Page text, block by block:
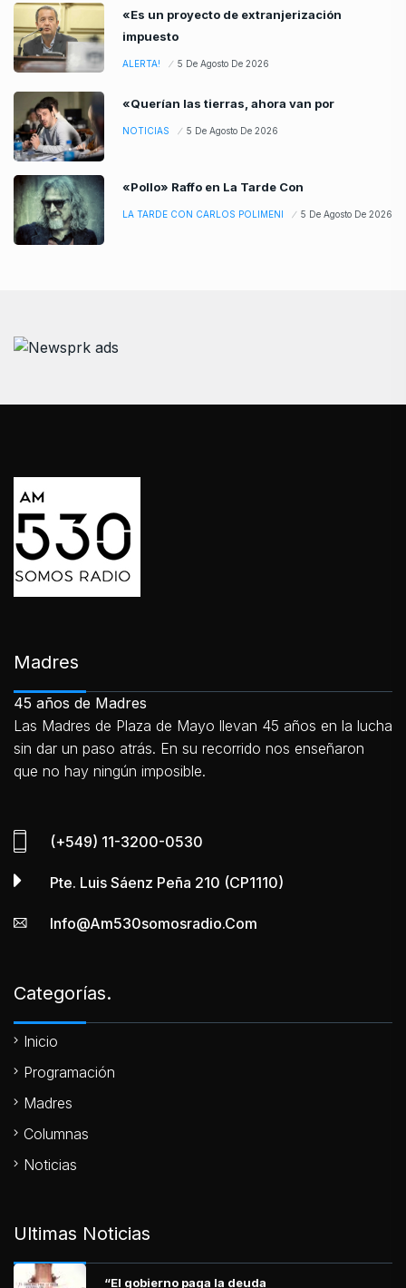
«Es un proyecto de extranjerización
impuesto
ALERTA! 5 De Agosto De 2026
«Querían las tierras, ahora van por
NOTICIAS 5 De Agosto De 2026
«Pollo» Raffo en La Tarde Con
LA TARDE CON CARLOS POLIMENI 5 De Agosto De 2026
Madres
45 años de Madres
Las Madres de Plaza de Mayo llevan 45 años en la lucha
sin dar un paso atrás. En su recorrido nos enseñaron
que no hay ningún imposible.
(+549) 11-3200-0530
Pte. Luis Sáenz Peña 210 (CP1110)
Info@am530somosradio.com
Categorías.
Inicio
Programación
Madres
Columnas
Noticias
Ultimas Noticias
“El gobierno paga la deuda